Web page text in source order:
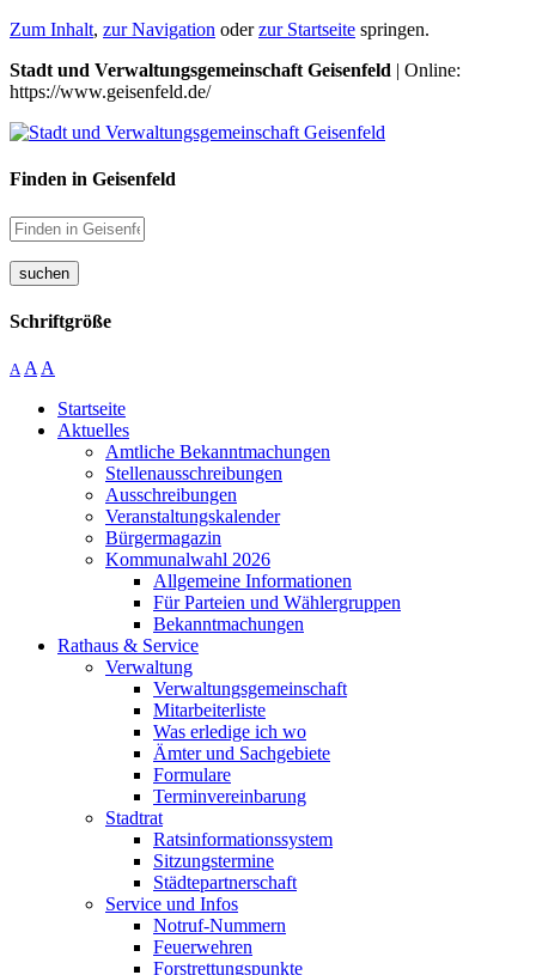
Zum Inhalt, zur Navigation oderzur Startseite springen.
Stadt und Verwaltungsgemeinschaft Geisenfeld | Online:
https://www.geisenfeld.de/
Finden in Geisenfeld
suchen
Schriftgröße
A A A
Startseite
Aktuelles
Amtliche Bekanntmachungen
Stellenausschreibungen
Ausschreibungen
Veranstaltungskalender
Bürgermagazin
Kommunalwahl 2026
Allgemeine Informationen
Für Parteien und Wählergruppen
Bekanntmachungen
Rathaus & Service
Verwaltung
Verwaltungsgemeinschaft
Mitarbeiterliste
Was erledige ich wo
Ämter und Sachgebiete
Formulare
Terminvereinbarung
Stadtrat
Ratsinformationssystem
Sitzungstermine
Städtepartnerschaft
Service und Infos
Notruf-Nummern
Feuerwehren
Forstrettungspunkte